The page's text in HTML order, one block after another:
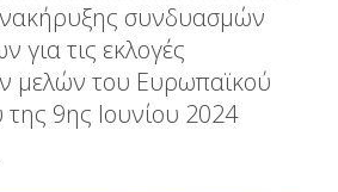
συνδυασμών
για τις εκλογές
μελών του Ευρωπαϊκού
της 9ης Ιουνίου 2024